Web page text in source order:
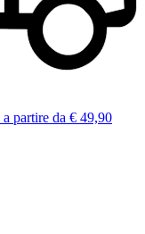
a partire da € 49,90